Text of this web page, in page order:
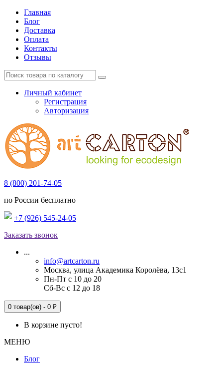
Главная
Блог
Доставка
Оплата
Контакты
Отзывы
Личный кабинет
Регистрация
Авторизация
8 (800) 201-74-05
по России бесплатно
+7 (926) 545-24-05
Заказать звонок
...
info@artcarton.ru
Москва, улица Академика Королёва, 13с1
Пн-Пт с 10 до 20
Сб-Вс с 12 до 18
0 товар(ов) - 0 ₽
В корзине пусто!
МЕНЮ
Блог